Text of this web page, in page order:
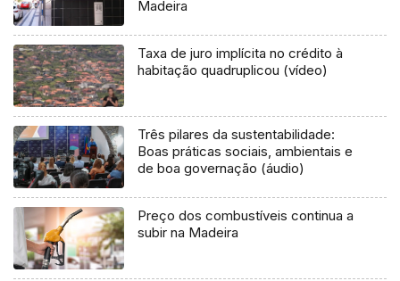
Madeira
Taxa de juro implícita no crédito à
habitação quadruplicou (vídeo)
Três pilares da sustentabilidade:
Boas práticas sociais, ambientais e
de boa governação (áudio)
Preço dos combustíveis continua a
subir na Madeira